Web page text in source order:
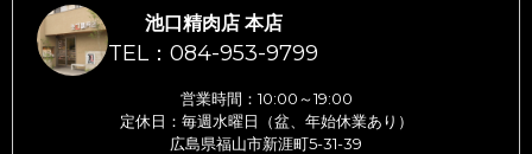
池口精肉店 本店
TEL：084-953-9799
営業時間：10:00～19:00
定休日：毎週水曜日（盆、年始休業あり）
広島県福山市新涯町5-31-39